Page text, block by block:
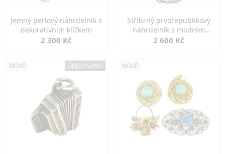
Jemný perlový náhrdelník s
dekorativním klíčkem
2 300 Kč
Stříbrný prvorepublikový
náhrdelník s modrým
spinelem
2 600 Kč
NOVÉ OBJEDNÁNO NOVÉ